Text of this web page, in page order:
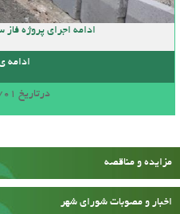
ادامه اجرای پروژه
ادامه
درتاریخ 1400/02/01
مزایده و مناقصه
اخبار و مصوبات شورای شهر